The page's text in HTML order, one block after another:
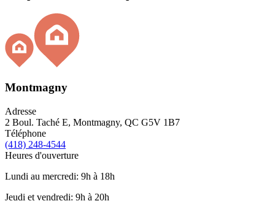
Montmagny
Adresse
2 Boul. Taché E, Montmagny, QC G5V 1B7
Téléphone
(418) 248-4544
Heures d'ouverture
Lundi au mercredi: 9h à 18h
Jeudi et vendredi: 9h à 20h